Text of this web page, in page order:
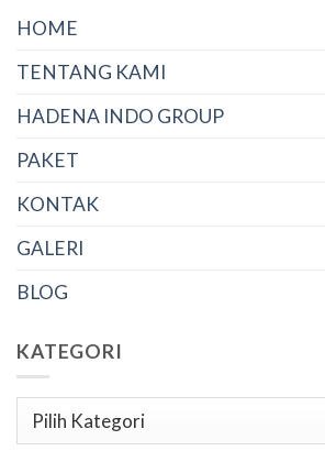
HOME
TENTANG KAMI
HADENA INDO GROUP
PAKET
KONTAK
GALERI
BLOG
KATEGORI
Kategori